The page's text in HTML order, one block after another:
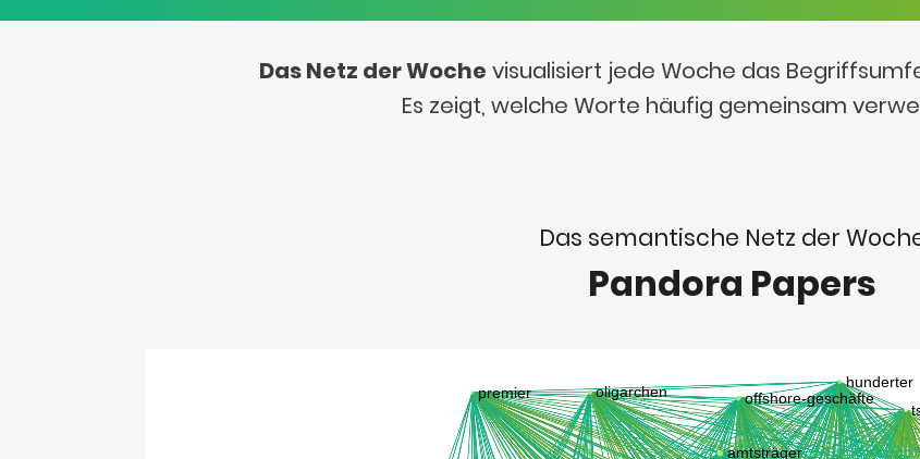
Das Netz der Woche visualisiert jede Woche das
Es zeigt, welche Worte häufig gemeinsam
Das semantische Netz der
Pandora Papers